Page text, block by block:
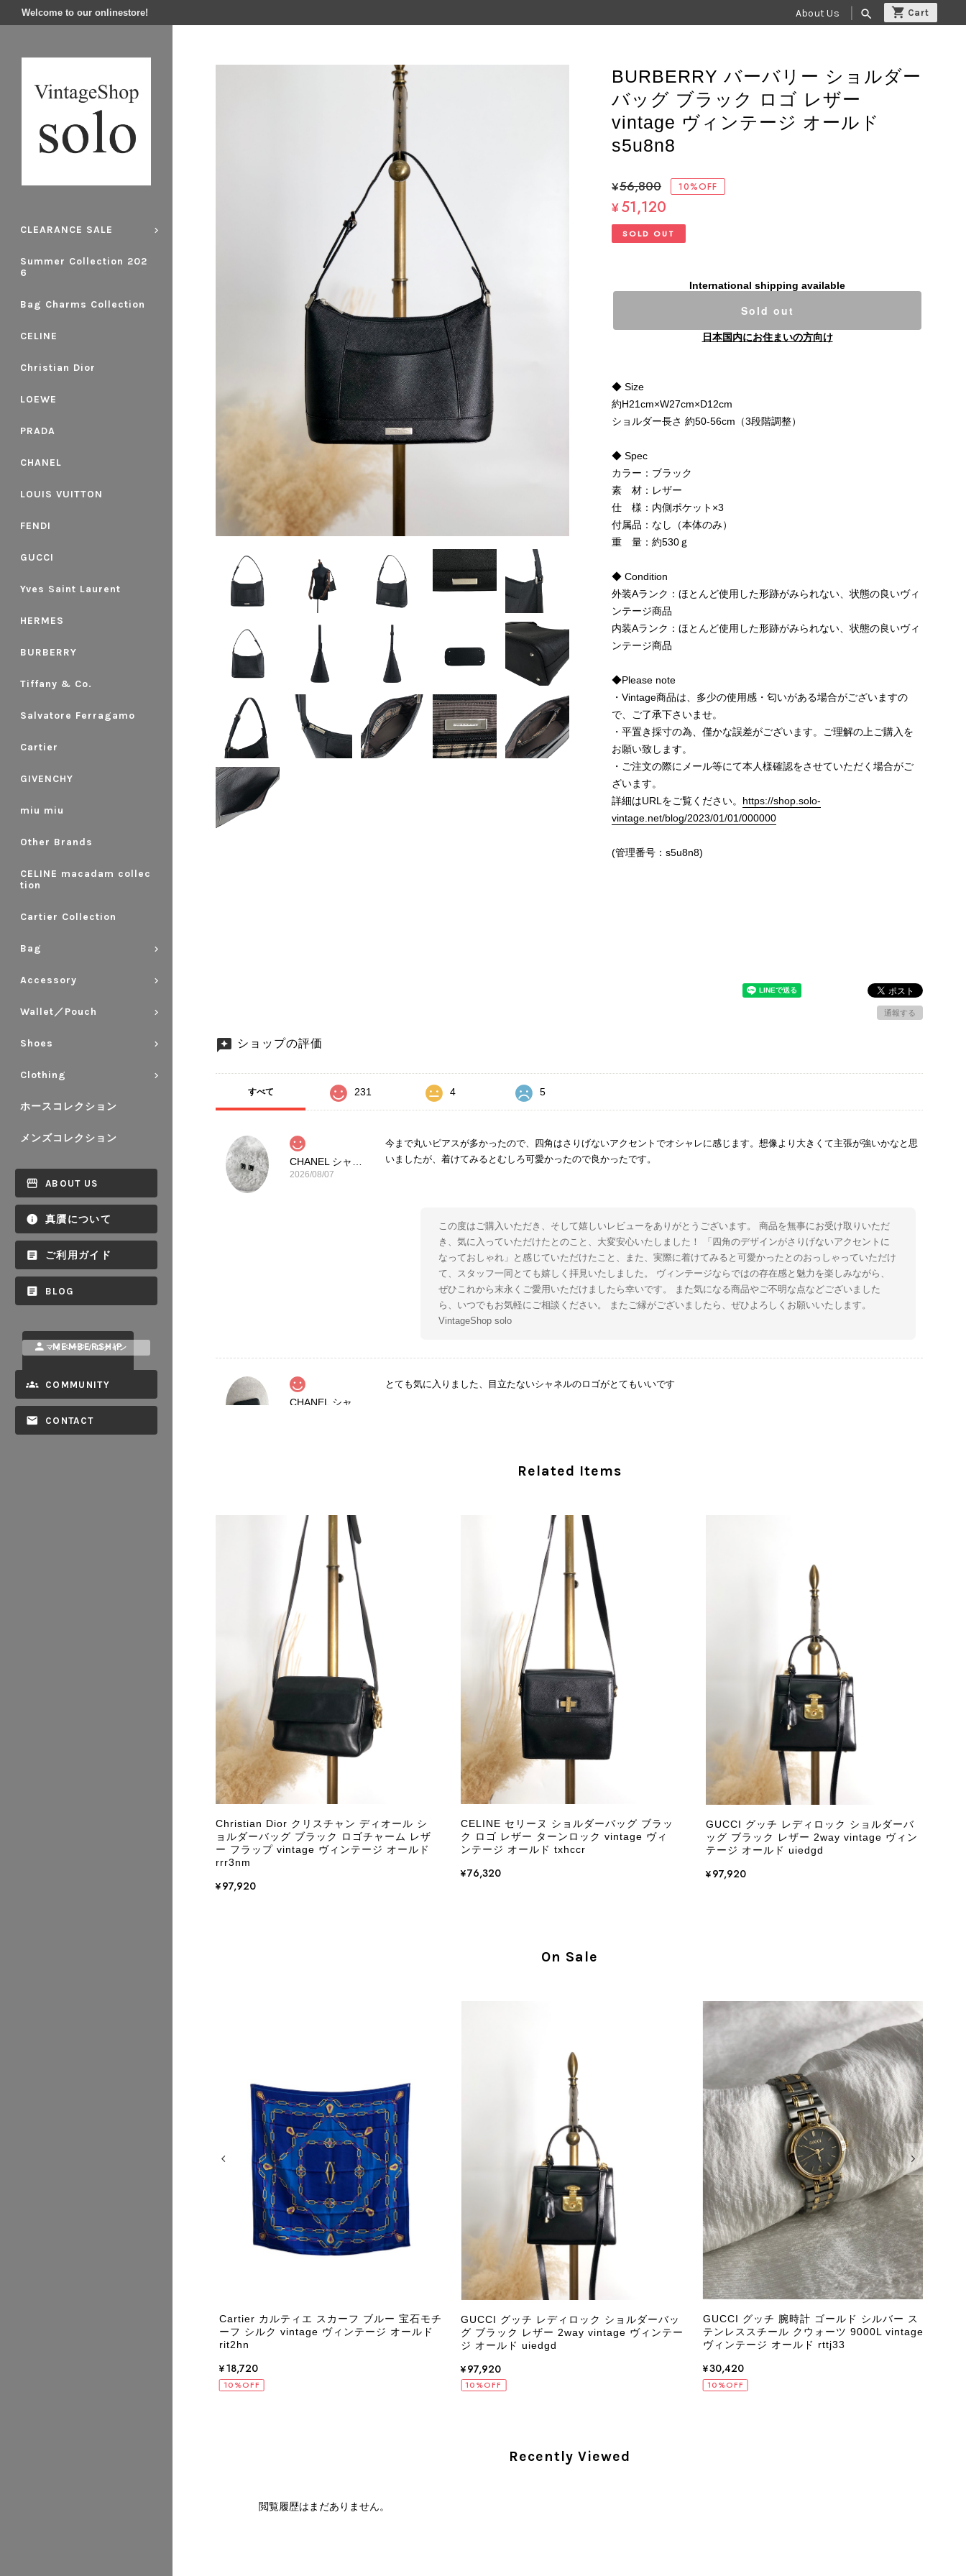
Welcome to our onlinestore! About Us search
CLEARANCE SALE
Summer Collection 202
6
Bag Charms Collection
CELINE
Christian Dior
LOEWE
PRADA
CHANEL
LOUIS VUITTON
FENDI
GUCCI
Yves Saint Laurent
HERMES
BURBERRY
Tiffany & Co.
Salvatore Ferragamo
Cartier
GIVENCHY
miu miu
Other Brands
CELINE macadam collec
tion
Cartier Collection
Bag
Accessory
Wallet／Pouch
Shoes
Clothing
ホースコレクション
メンズコレクション
ABOUT US
真贋について
ご利用ガイド
BLOG
MEMBERSHIP
マイページ / ログイン
COMMUNITY
CONTACT
BURBERRY バーバリー ショルダー
バッグ ブラック ロゴ レザー
vintage ヴィンテージ オールド
s5u8n8
¥56,800 10%OFF
¥51,120
SOLD OUT
International shipping available
Sold out
日本国内にお住まいの方向け
◆ Size
約H21cm×W27cm×D12cm
ショルダー長さ 約50-56cm（3段階調整）
◆ Spec
カラー：ブラック
素 材：レザー
仕 様：内側ポケット×3
付属品：なし（本体のみ）
重 量：約530ｇ
◆ Condition
外装Aランク：ほとんど使用した形跡がみられない、状態の良いヴィ
ンテージ商品
内装Aランク：ほとんど使用した形跡がみられない、状態の良いヴィ
ンテージ商品
◆Please note
・Vintage商品は、多少の使用感・匂いがある場合がございますの
で、ご了承下さいませ。
・平置き採寸の為、僅かな誤差がございます。ご理解の上ご購入を
お願い致します。
・ご注文の際にメール等にて本人様確認をさせていただく場合がご
ざいます。
詳細はURLをご覧ください。 https://shop.solo-
vintage.net/blog/2023/01/01/000000
(管理番号：s5u8n8)
通報する
ショップの評価
すべて 231 4 5
2026/08/07
今まで丸いピアスが多かったので、四角はさりげないアクセントでオシャレに感じます。想像より大きくて主張が強いかなと思
いましたが、着けてみるとむしろ可愛かったので良かったです。
この度はご購入いただき、そして嬉しいレビューをありがとうございます。 商品を無事にお受け取りいただ
き、気に入っていただけたとのこと、大変安心いたしました！ 「四角のデザインがさりげないアクセントに
なっておしゃれ」と感じていただけたこと、また、実際に着けてみると可愛かったとのおっしゃっていただけ
て、スタッフ一同とても嬉しく拝見いたしました。 ヴィンテージならではの存在感と魅力を楽しみながら、
ぜひこれから末永くご愛用いただけましたら幸いです。 また気になる商品やご不明な点などございました
ら、いつでもお気軽にご相談ください。 またご縁がございましたら、ぜひよろしくお願いいたします。
VintageShop solo
とても気に入りました、目立たないシャネルのロゴがとてもいいです
この度はご購入いただき、そして素敵なレビューをありがとうございます。 商品を無事にお受け取りいただ
ましたら幸いです。 また気になる商品やご不明な点などございましたら、いつでもお気軽にご相談くださ
い。 またご縁がございましたら、ぜひよろしくお願いいたします。 VintageShop solo
CELINE セリーヌ ブレスレット シルバー トリオンフ ホースビット SILVER925 vintage ヴィンテージ オールド 7f8hjn
2026/08/05
CELINE セリーヌ ショルダーバッグ ブラック ガンチーニ レザー 2way vintage ヴィンテージ オールド nifgs8
外装内装ともにAランクの商品を購入しました。 しかし、実際に届いた商品は、写真には写っていない内側の蛇腹部分と全面ポ
ケットにカビがびっしりと生えていました。 とてもAランクとは思えない状態で、見た瞬間に気持ち悪さを感じ、とても使用で
きる状態ではありません。 ヴィンテージ品であることは理解しており、多少の経年劣化は承知のうえで購入しています。 しか
し、このような状態であれば、商品説明や掲載写真で事前に明記していただくべきだと思います。 実は以前こちらで購入した際
にも、写真には写っていない内側部分に目立つ汚れがありました。 そのときはたまたまだと思っていましたが、今回も掲載内容
だけでは判断できない状態の商品が届きとても残念です。 決して安い買い物ではなかったため、ショックも大きかったです。
私は今後こちらで購入することはないですが、同じような思いをする購入者が出ないよう、商品の状態をより正確に記載し、見
えない部分も含めて写真や説明で分かるよう改善していただきたいです。
この度は、楽しみにお待ちいただいた商品で、衛生面へのご不安を含め、残念な思いをおかけしましたこと、
心よりお詫び申し上げます。お受け取りになった際のお気持ちを思うと、大変心苦しく感じております。 今
回の商品につきましては、当店よりご連絡のうえ、返品・返金を含め、責任をもって対応してまいります。
確認された場合には、当店の検品時の見落としとして真摯に受け止め、検品方法と状態の伝え方を改めて見直
商品が直ぐに届きました。思った以上に素敵なお品でした。またご縁が有りましたら宜しくお願い致します。
この度はご購入いただき、そして素敵なレビューをありがとうございます。 商品を無事にお受け取りいただ
き、また迅速にお届けできたとのこと、大変安心いたしました！ さらに、「思った以上に素敵なお品でし
た」とのお言葉をいただき、スタッフ一同とても嬉しく、何よりの励みになります。 ぜひこちらの商品を末
永くご愛用いただけましたら幸いです。 また気になる商品やご不明な点などございましたら、いつでもお気
軽にご相談ください。 またご縁がございましたら、ぜひよろしくお願いいたします。 VintageShop solo
Related Items
Christian Dior クリスチャン ディオール シ
ョルダーバッグ ブラック ロゴチャーム レザ
ー フラップ vintage ヴィンテージ オールド
rrr3nm
¥97,920
CELINE セリーヌ ショルダーバッグ ブラッ
ク ロゴ レザー ターンロック vintage ヴィ
ンテージ オールド txhccr
¥76,320
GUCCI グッチ レディロック ショルダーバ
ッグ ブラック レザー 2way vintage ヴィン
テージ オールド uiedgd
¥97,920
On Sale
Cartier カルティエ スカーフ ブルー 宝石モチ
ーフ シルク vintage ヴィンテージ オールド
rit2hn
¥18,720
10%OFF
GUCCI グッチ レディロック ショルダーバッ
グ ブラック レザー 2way vintage ヴィンテー
ジ オールド uiedgd
¥97,920
10%OFF
GUCCI グッチ 腕時計 ゴールド シルバー ス
テンレススチール クウォーツ 9000L vintage
ヴィンテージ オールド rttj33
¥30,420
10%OFF
Recently Viewed
閲覧履歴はまだありません。